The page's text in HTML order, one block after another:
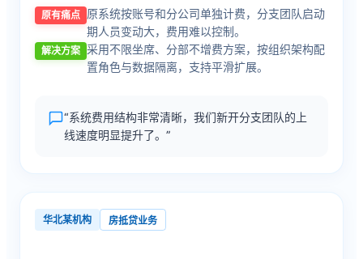
原有痛点 原系统按账号和分公司单独计费，分支团队启动
期人员变动大，费用难以控制。
解决方案 采用不限坐席、分部不增费方案，按组织架构配
置角色与数据隔离，支持平滑扩展。
“系统费用结构非常清晰，我们新开分支团队的上
线速度明显提升了。”
华北某机构 房抵贷业务